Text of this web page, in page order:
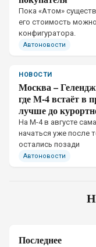
Пока «Атом»
его стоимость
конфигуратора.
Автоновости
НОВОСТИ
Москва –
где М-4 встаёт в
лучше до
На М-4 в августе
начаться уже после
остались позади
Автоновости
Последнее